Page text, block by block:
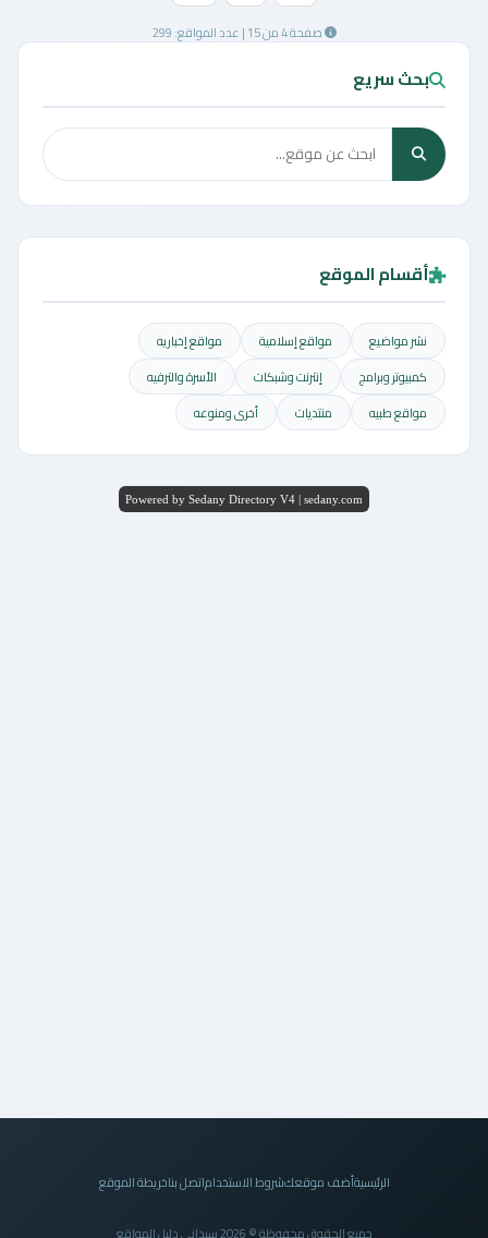
صفحة 4 من 15 | عدد المواقع: 299
بحث سريع
أقسام الموقع
نشر مواضيع مواقع إسلامية
مواقع إخباريه
كمبيوتر وبرامج
إنترنت وشبكات
الأسرة والترفيه
مواقع طبيه
منتديات أخرى ومنوعه
Powered by Sedany Directory V4 | sedany.com
الرئيسيةأضف موقعكشروط الاستخداماتصل بناخريطة الموقع
جميع الحقوق محفوظة © 2026 سيداني دليل المواقع